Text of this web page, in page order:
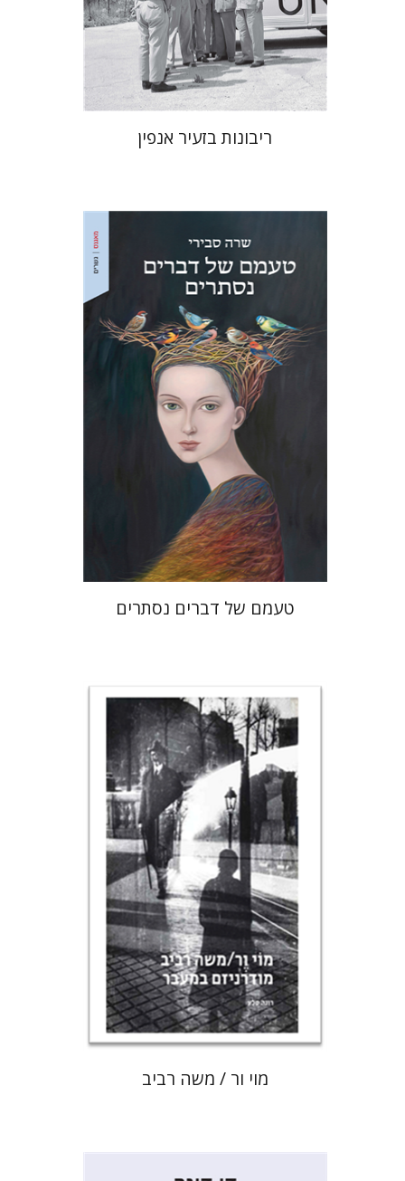
הנחת אתר ספר מודפס
$42
$38
ריבונות בזעיר אנפין
שרה סבירי
הנחת אתר ספר מודפס
$35
$32
טעמם של דברים נסתרים
רונה סלע
הנחת אתר ספר מודפס
$89
$80
מוי ור / משה רביב